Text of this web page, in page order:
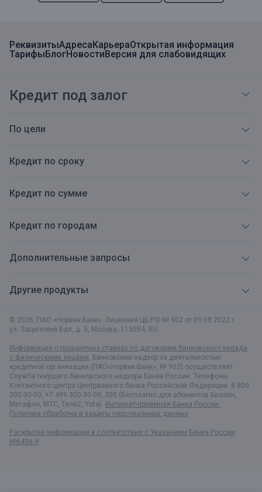
© 2026, ПАО «Норвик Банк». Лицензия ЦБ РФ № 902 от 09.08.2022 г.
ул. Зацепский Вал, д. 5, Москва, 115054, RU
Информация о процентных ставках по договорам банковского вклада
с физическими лицами. Банковский надзор за деятельностью
кредитной организации (ПАО«Норвик Банк», № 902) осуществляет
Служба текущего банковского надзора Банка России. Телефоны
Контактного центра Центрального банка Российской Федерации: 8 800
300-30-00, +7 499 300-30-00, 300 (Бесплатно для абонентов Билайн,
Мегафон, МТС, Теле2, Yota). Интернет-приемная Банка России.
Политика обработки и защиты персональных данных
Раскрытие информации в соответствии c Указанием Банка России
№6496-У
РеквизитыАдресаКарьераОткрытая информация
ТарифыБлогНовостиВерсия для слабовидящих
Кредит под залог
По цели
Кредит по сроку
Кредит по сумме
Кредит по городам
Дополнительные запросы
Другие продукты